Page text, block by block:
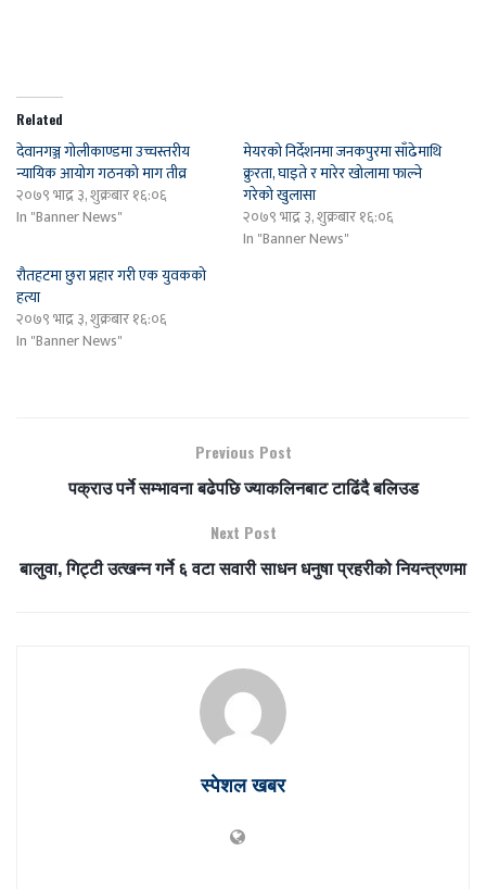
Related
देवानगञ्ज गोलीकाण्डमा उच्चस्तरीय
न्यायिक आयोग गठनको माग तीव्र
२०७९ भाद्र ३, शुक्रबार १६:०६
In "Banner News"
मेयरको निर्देशनमा जनकपुरमा साँढेमाथि
क्रुरता, घाइते र मारेर खोलामा फाल्ने
गरेको खुलासा
२०७९ भाद्र ३, शुक्रबार १६:०६
In "Banner News"
रौतहटमा छुरा प्रहार गरी एक युवकको
हत्या
२०७९ भाद्र ३, शुक्रबार १६:०६
In "Banner News"
Previous Post
पक्राउ पर्ने सम्भावना बढेपछि ज्याकलिनबाट टाढिंदै बलिउड
Next Post
बालुवा, गिट्टी उत्खन्न गर्ने ६ वटा सवारी साधन धनुषा प्रहरीको नियन्त्रणमा
स्पेशल खबर